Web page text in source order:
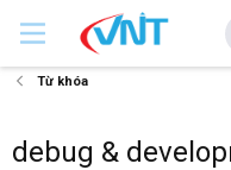
Từ khóa
debug &